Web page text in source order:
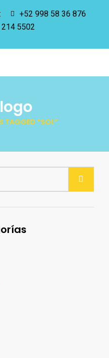
+52 998 58 36 876
5502
TAGGED “SOL”